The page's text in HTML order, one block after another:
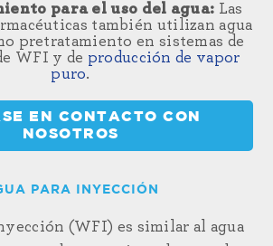
para el uso del agua: Las
también utilizan agua
pretratamiento en sistemas de
WFI y de producción de vapor
puro.
EN CONTACTO CON
NOSOTROS
PARA INYECCIÓN
(WFI) es similar al agua